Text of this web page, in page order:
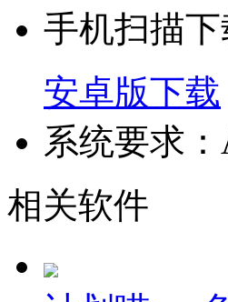
手机扫描下
安卓版下载
系统要求
相关软件